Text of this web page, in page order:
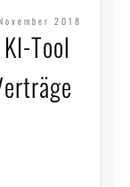
2018
Tool